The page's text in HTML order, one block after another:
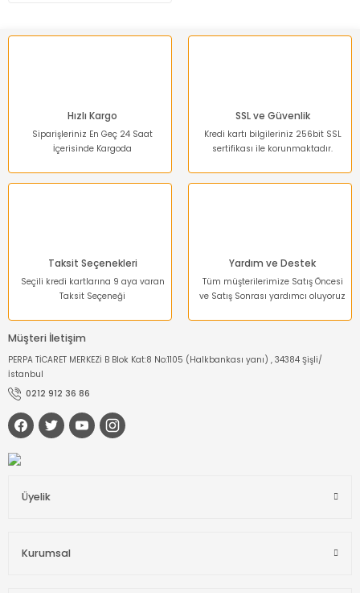
Hızlı Kargo
Siparişleriniz En Geç 24 Saat
İçerisinde Kargoda
SSL ve Güvenlik
Kredi kartı bilgileriniz 256bit SSL
sertifikası ile korunmaktadır.
Taksit Seçenekleri
Seçili kredi kartlarına 9 aya varan
Taksit Seçeneği
Yardım ve Destek
Tüm müşterilerimize Satış Öncesi
ve Satış Sonrası yardımcı oluyoruz
Müşteri İletişim
PERPA TİCARET MERKEZİ B Blok Kat:8 No:1105 (Halkbankası yanı) , 34384 Şişli/
İstanbul
0212 912 36 86
Üyelik
Kurumsal